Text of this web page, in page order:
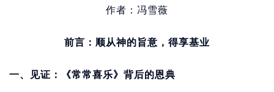
作者：冯雪薇
前言：顺从神的旨意，得享基业
一、见证：《常常喜乐》背后的恩典